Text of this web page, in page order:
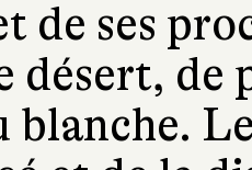
de ses
désert, de
blanche.